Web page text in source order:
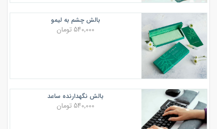
بالش چشم به لیمو
540,000 تومان
بالش نگهدارنده ساعد
540,000 تومان